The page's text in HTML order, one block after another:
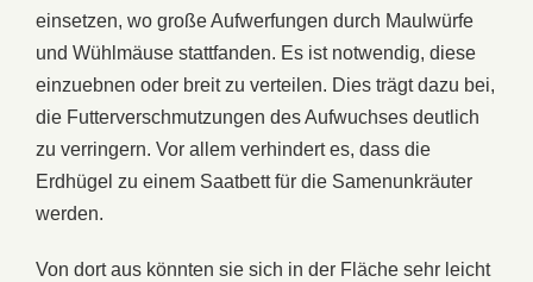
einsetzen, wo große Aufwerfungen durch Maulwürfe
und Wühlmäuse stattfanden. Es ist notwendig, diese
einzuebnen oder breit zu verteilen. Dies trägt dazu bei,
die Futterverschmutzungen des Aufwuchses deutlich
zu verringern. Vor allem verhindert es, dass die
Erdhügel zu einem Saatbett für die Samenunkräuter
werden.
Von dort aus könnten sie sich in der Fläche sehr leicht